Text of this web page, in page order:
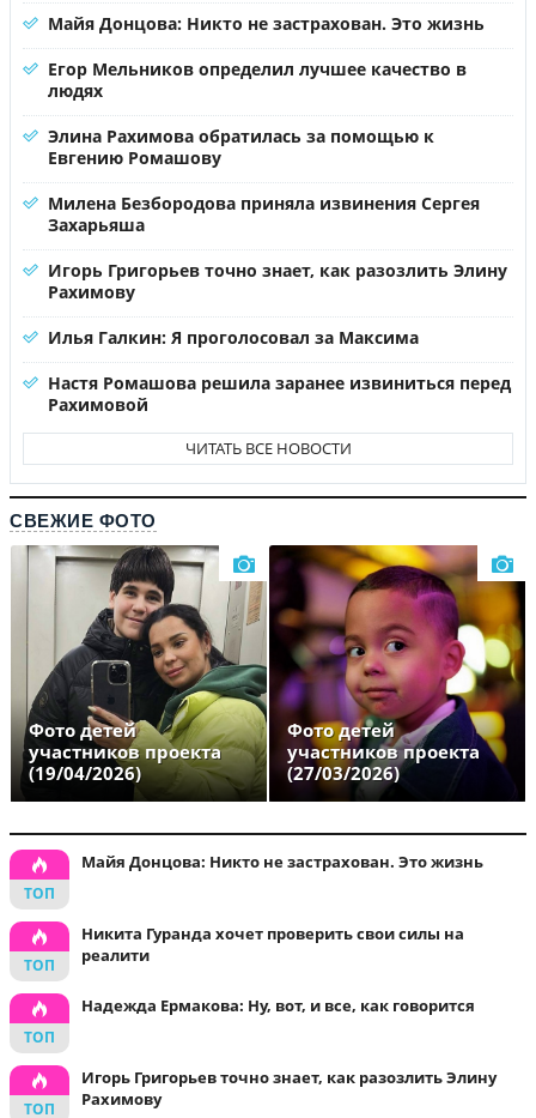
Майя Донцова: Никто не застрахован. Это жизнь
Егор Мельников определил лучшее качество в
людях
Элина Рахимова обратилась за помощью к
Евгению Ромашову
Милена Безбородова приняла извинения Сергея
Захарьяша
Игорь Григорьев точно знает, как разозлить Элину
Рахимову
Илья Галкин: Я проголосовал за Максима
Настя Ромашова решила заранее извиниться перед
Рахимовой
ЧИТАТЬ ВСЕ НОВОСТИ
СВЕЖИЕ ФОТО
Фото детей
участников проекта
(19/04/2026)
Фото детей
участников проекта
(27/03/2026)
Майя Донцова: Никто не застрахован. Это жизнь
Никита Гуранда хочет проверить свои силы на
реалити
Надежда Ермакова: Ну, вот, и все, как говорится
Игорь Григорьев точно знает, как разозлить Элину
Рахимову